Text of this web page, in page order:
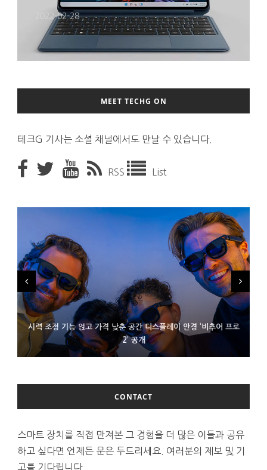
2022-02-28
MEET TECHG ON
테크G 기사는 소셜 채널에서도 만날 수 있습니다.
RSS List
시력 조정 기능 얹고 가격 낮춘 공간 디스플레이 안경 ‘비추어 프로
2’ 공개
D램 부족에 10억달러어치 아이폰18 프로세서 패키징 대기 중
300~400달러 반지형 스피커 준비하는 오픈AI
CONTACT
스마트 장치를 직접 만져본 그 경험을 더 많은 이들과 공유
하고 싶다면 언제든 문은 두드리세요. 여러분의 제보 및 기
고를 기다립니다.